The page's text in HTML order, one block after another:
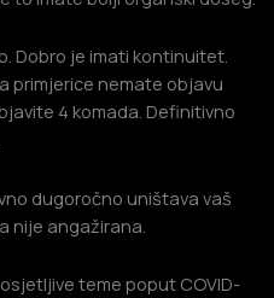
Dobro je imati kontinuitet.
primjerice nemate objavu
4 komada. Definitivno
dugoročno uništava vaš
nije angažirana.
teme poput COVID-